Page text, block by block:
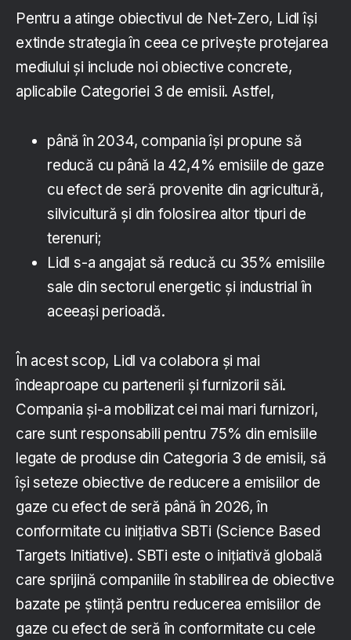
Pentru a atinge obiectivul de Net-Zero, Lidl își
extinde strategia în ceea ce privește protejarea
mediului și include noi obiective concrete,
aplicabile Categoriei 3 de emisii. Astfel,
până în 2034, compania își propune să
reducă cu până la 42,4% emisiile de gaze
cu efect de seră provenite din agricultură,
silvicultură și din folosirea altor tipuri de
terenuri;
Lidl s-a angajat să reducă cu 35% emisiile
sale din sectorul energetic și industrial în
aceeași perioadă.
În acest scop, Lidl va colabora și mai
îndeaproape cu partenerii și furnizorii săi.
Compania și-a mobilizat cei mai mari furnizori,
care sunt responsabili pentru 75% din emisiile
legate de produse din Categoria 3 de emisii, să
își seteze obiective de reducere a emisiilor de
gaze cu efect de seră până în 2026, în
conformitate cu inițiativa SBTi (Science Based
Targets Initiative). SBTi este o inițiativă globală
care sprijină companiile în stabilirea de obiective
bazate pe știință pentru reducerea emisiilor de
gaze cu efect de seră în conformitate cu cele